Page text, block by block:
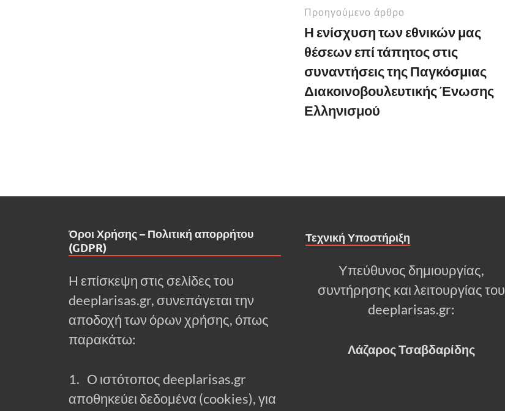
Προηγούμενο άρθρο
Η ενίσχυση των εθνικών μας
θέσεων επί τάπητος στις
συναντήσεις της Παγκόσμιας
Διακοινοβουλευτικής Ένωσης
Ελληνισμού
Όροι Χρήσης – Πολιτική απορρήτου
(GDPR)
Η επίσκεψη στις σελίδες του
deeplarisas.gr, συνεπάγεται την
αποδοχή των όρων χρήσης, όπως
παρακάτω:
1. Ο ιστότοπος deeplarisas.gr
αποθηκεύει δεδομένα (cookies), για
Τεχνική Υποστήριξη
Υπεύθυνος δημιουργίας,
συντήρησης και λειτουργίας του
deeplarisas.gr:
Λάζαρος Τσαβδαρίδης